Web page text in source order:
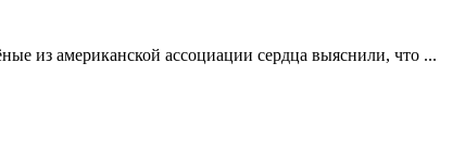
американской ассоциации сердца выяснили, что ...